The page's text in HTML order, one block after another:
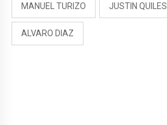
MANUEL TURIZO JUSTIN QUILES
ALVARO DIAZ